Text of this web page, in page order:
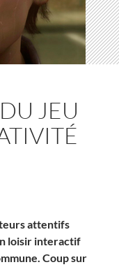
JEU
attentifs
loisir interactif
Coup sur